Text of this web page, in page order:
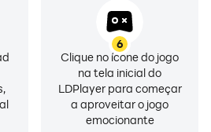
6
Clique no ícone do jogo
na tela inicial do
LDPlayer para começar
a aproveitar o jogo
emocionante